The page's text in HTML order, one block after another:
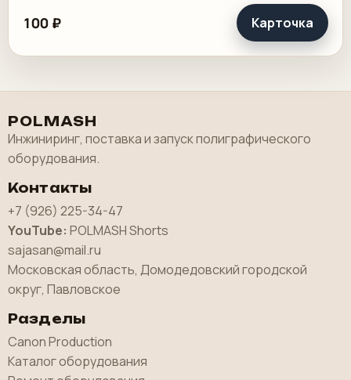
Многосекционных обложек.
100 ₽ Карточка
POLMASH
Инжиниринг, поставка и запуск полиграфического
оборудования.
Контакты
+7 (926) 225-34-47
YouTube: POLMASH Shorts
sajasan@mail.ru
Московская область, Домодедовский городской
округ, Павловское
Разделы
Canon Production
Каталог оборудования